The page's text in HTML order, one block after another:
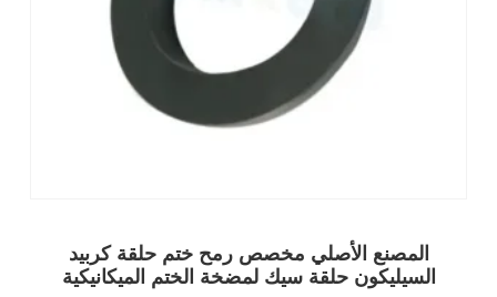
المصنع الأصلي مخصص رمح ختم حلقة كربيد
السيليكون حلقة سيك لمضخة الختم الميكانيكية